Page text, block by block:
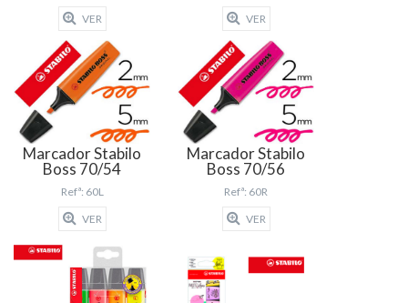
VER
VER
Marcador Stabilo
Boss 70/54
Refª: 60L
VER
Marcador Stabilo
Boss 70/56
Refª: 60R
VER